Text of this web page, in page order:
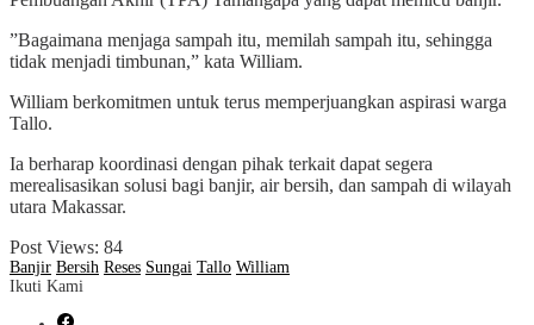
”Bagaimana menjaga sampah itu, memilah sampah itu, sehingga
tidak menjadi timbunan,” kata William.
William berkomitmen untuk terus memperjuangkan aspirasi warga
Tallo.
Ia berharap koordinasi dengan pihak terkait dapat segera
merealisasikan solusi bagi banjir, air bersih, dan sampah di wilayah
utara Makassar.
Post Views: 84
Banjir Bersih Reses Sungai Tallo William
Ikuti Kami